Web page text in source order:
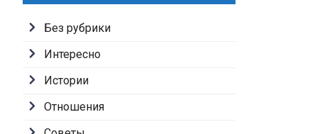
Без рубрики
Интересно
Истории
Отношения